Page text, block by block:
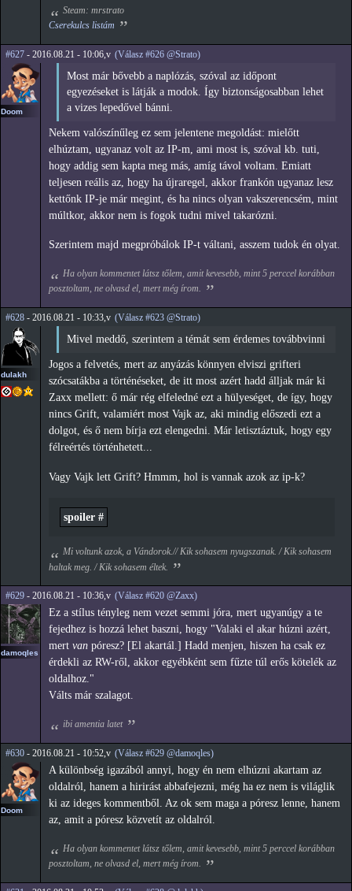
Steam: mrstrato
Cserekulcs listám
#627 - 2016.08.21 - 10:06,v (Válasz #626 @Strato)
Doom
Most már bővebb a naplózás, szóval az időpont
egyezéseket is látják a modok. Így biztonságosabban lehet
a vizes lepedővel bánni.
Nekem valószínűleg ez sem jelentene megoldást: mielőtt
elhúztam, ugyanaz volt az IP-m, ami most is, szóval kb. tuti,
hogy addig sem kapta meg más, amíg távol voltam. Emiatt
teljesen reális az, hogy ha újraregel, akkor frankón ugyanaz lesz
kettőnk IP-je már megint, és ha nincs olyan vakszerencsém, mint
múltkor, akkor nem is fogok tudni mivel takarózni.
Szerintem majd megpróbálok IP-t váltani, asszem tudok én olyat.
Ha olyan kommentet látsz tőlem, amit kevesebb, mint 5 perccel korábban
posztoltam, ne olvasd el, mert még írom.
#628 - 2016.08.21 - 10:33,v (Válasz #623 @Strato)
dulakh
Mivel meddő, szerintem a témát sem érdemes továbbvinni
Jogos a felvetés, mert az anyázás könnyen elviszi grifteri
szócsatákba a történéseket, de itt most azért hadd álljak már ki
Zaxx mellett: ő már rég elfeledné ezt a hülyeséget, de így, hogy
nincs Grift, valamiért most Vajk az, aki mindig előszedi ezt a
dolgot, és ő nem bírja ezt elengedni. Már letisztáztuk, hogy egy
félreértés történhetett...
Vagy Vajk lett Grift? Hmmm, hol is vannak azok az ip-k?
spoiler #
Mi voltunk azok, a Vándorok.// Kik sohasem nyugszanak. / Kik sohasem
haltak meg. / Kik sohasem éltek.
#629 - 2016.08.21 - 10:36,v (Válasz #620 @Zaxx)
damoqles
Ez a stílus tényleg nem vezet semmi jóra, mert ugyanúgy a te
fejedhez is hozzá lehet baszni, hogy "Valaki el akar húzni azért,
mert van póresz? [El akartál.] Hadd menjen, hiszen ha csak ez
érdekli az RW-ről, akkor egyébként sem fűzte túl erős kötelék az
oldalhoz."
Válts már szalagot.
ibi amentia latet
#630 - 2016.08.21 - 10:52,v (Válasz #629 @damoqles)
Doom
A különbség igazából annyi, hogy én nem elhúzni akartam az
oldalról, hanem a hirirást abbafejezni, még ha ez nem is világlik
ki az ideges kommentből. Az ok sem maga a póresz lenne, hanem
az, amit a póresz közvetít az oldalról.
Ha olyan kommentet látsz tőlem, amit kevesebb, mint 5 perccel korábban
posztoltam, ne olvasd el, mert még írom.